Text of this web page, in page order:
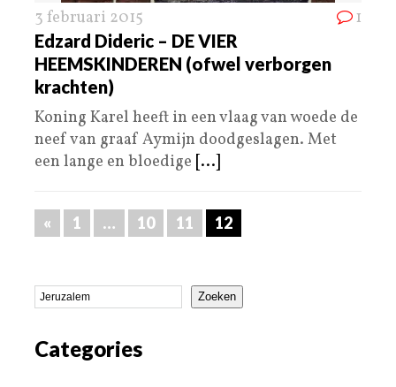
3 februari 2015 1
Edzard Dideric – DE VIER
HEEMSKINDEREN (ofwel verborgen
krachten)
Koning Karel heeft in een vlaag van woede de
neef van graaf Aymijn doodgeslagen. Met
een lange en bloedige [...]
« 1 … 10 11 12
Zoeken
Categories